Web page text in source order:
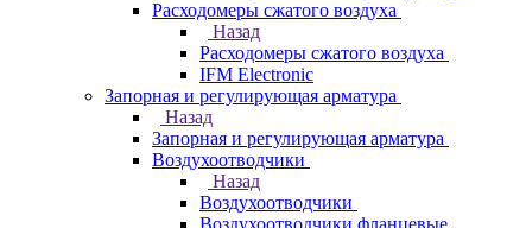
Расходомеры сжатого воздуха
Назад
Расходомеры сжатого воздуха
IFM Electronic
Запорная и регулирующая арматура
Назад
Запорная и регулирующая арматура
Воздухоотводчики
Назад
Воздухоотводчики